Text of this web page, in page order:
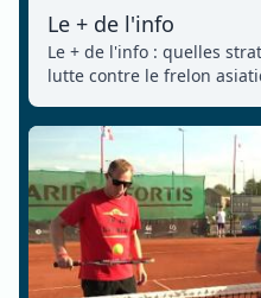
Le + de l'info
Le + de l'info : quelles
lutte contre le frelon